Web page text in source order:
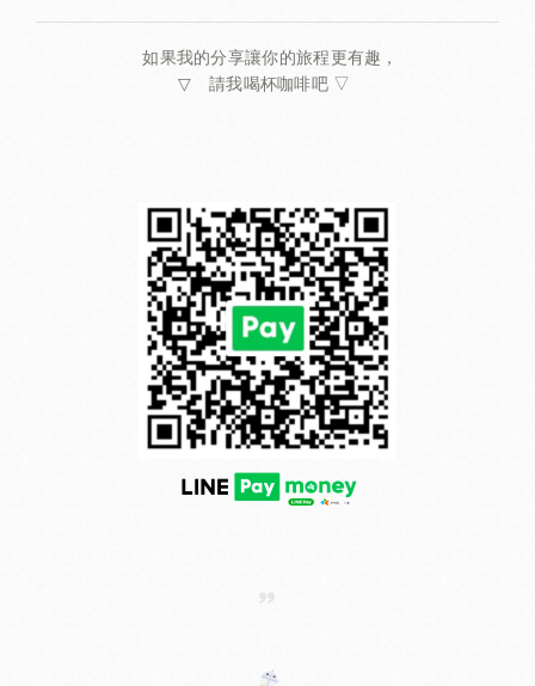
如果我的分享讓你的旅程更有趣，
▽
請我喝杯咖啡吧 ▽